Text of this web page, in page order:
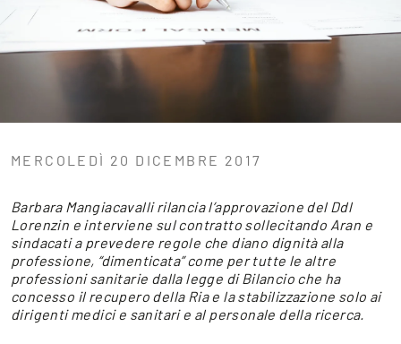
MERCOLEDÌ 20 DICEMBRE 2017
Barbara Mangiacavalli rilancia l’approvazione del Ddl
Lorenzin e interviene sul contratto sollecitando Aran e
sindacati a prevedere regole che diano dignità alla
professione, “dimenticata” come per tutte le altre
professioni sanitarie dalla legge di Bilancio che ha
concesso il recupero della Ria e la stabilizzazione solo ai
dirigenti medici e sanitari e al personale della ricerca.